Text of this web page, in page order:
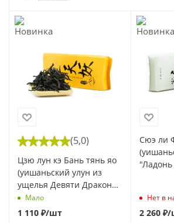
(5,0)
Цзю лун кэ Бань тянь яо
(уишаньский улун из
ущелья Девяти Драконов
мастера Го Цзяфу, 1 сбор),
8 г
Мало
1 110 ₽/шт
Сюэ ли
Нет в
2 260 ₽/